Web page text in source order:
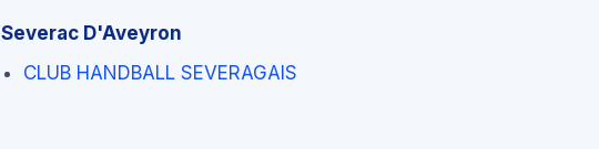
Severac D'Aveyron
CLUB HANDBALL SEVERAGAIS